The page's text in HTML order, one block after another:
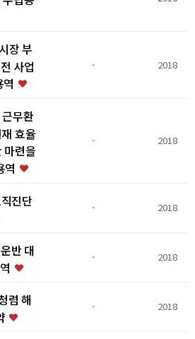
장 부
사업
- 2018
무환
효율
마련을
역
- 2018
진단
- 2018
반 대
- 2018
렴 해
- 2018